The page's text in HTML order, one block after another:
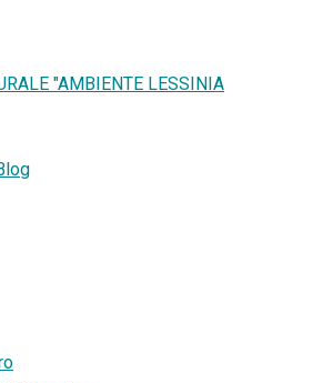
"AMBIENTE LESSINIA